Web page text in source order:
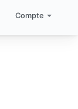
Compte